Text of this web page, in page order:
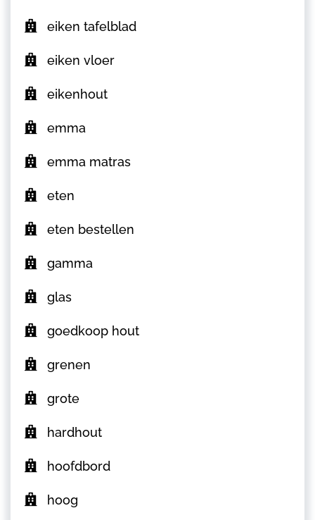
eiken tafelblad
eiken vloer
eikenhout
emma
emma matras
eten
eten bestellen
gamma
glas
goedkoop hout
grenen
grote
hardhout
hoofdbord
hoog